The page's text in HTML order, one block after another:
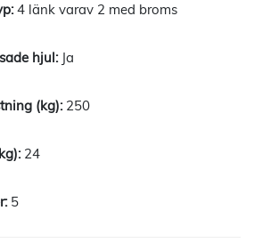
4 länk varav 2 med broms
Ja
250
24
5